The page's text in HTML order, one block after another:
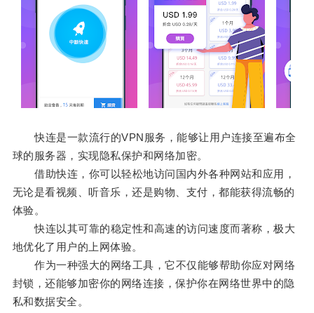
快连是一款流行的VPN服务，能够让用户连接至遍布全
球的服务器，实现隐私保护和网络加密。
借助快连，你可以轻松地访问国内外各种网站和应用，
无论是看视频、听音乐，还是购物、支付，都能获得流畅的
体验。
快连以其可靠的稳定性和高速的访问速度而著称，极大
地优化了用户的上网体验。
作为一种强大的网络工具，它不仅能够帮助你应对网络
封锁，还能够加密你的网络连接，保护你在网络世界中的隐
私和数据安全。